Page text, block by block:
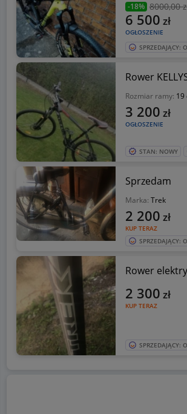
-18% 8000,00
OGŁOSZENIE
6 500 zł
SPRZEDAJĄCY:
Rower
Rozmiar ramy: 19
OGŁOSZENIE
3 200 zł
STAN: NOWY
Sprzedam
Marka: Trek
KUP TERAZ
2 200 zł
SPRZEDAJĄCY:
Rower
KUP TERAZ
2 300 zł
SPRZEDAJĄCY: